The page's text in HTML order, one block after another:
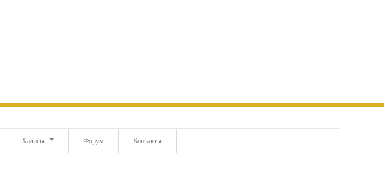
Хадисы Форум Контакты